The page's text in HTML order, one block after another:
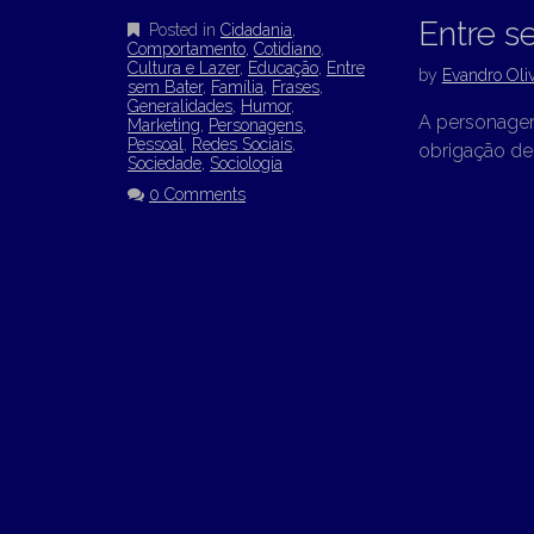
Posted in Cidadania
Comportamento Cotidiano
Cultura e Lazer, Educação Entre
sem Bater, Família Frases
Generalidades Humor,
Marketing
Personagens
Pessoal
Redes Sociais
Sociedade Sociologia
0 Comments
Entre
by Evandro
A
obrigação